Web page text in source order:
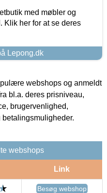
med møbler og
Klik her for at se deres
Lepong.dk
webshops og anmeldt
bl.a. deres prisniveau,
brugervenlighed,
betalingsmuligheder.
webshops
Link
Besøg webshop